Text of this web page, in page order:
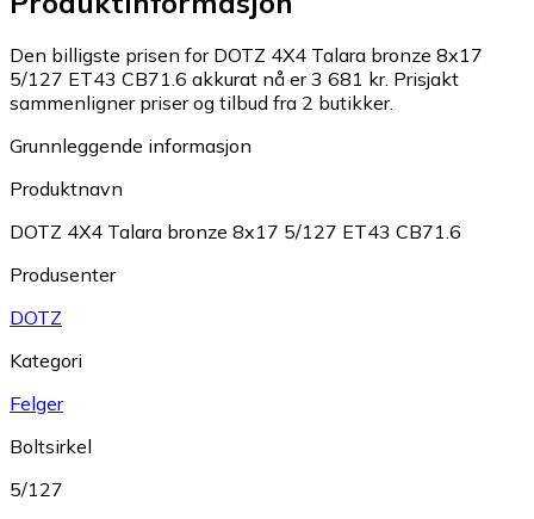
Den billigste prisen for DOTZ 4X4 Talara bronze 8x17
5/127 ET43 CB71.6 akkurat nå er 3 681 kr. Prisjakt
sammenligner priser og tilbud fra 2 butikker.
Grunnleggende informasjon
Produktnavn
DOTZ 4X4 Talara bronze 8x17 5/127 ET43 CB71.6
Produsenter
DOTZ
Kategori
Felger
Boltsirkel
5/127